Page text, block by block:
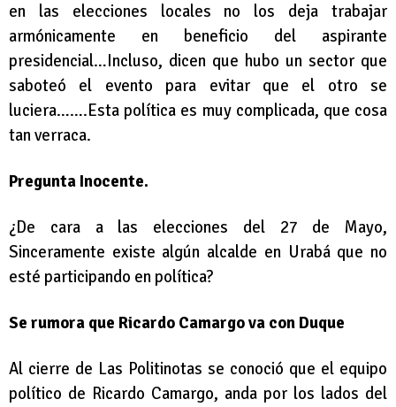
en las elecciones locales no los deja trabajar
armónicamente en beneficio del aspirante
presidencial…Incluso, dicen que hubo un sector que
saboteó el evento para evitar que el otro se
luciera…….Esta política es muy complicada, que cosa
tan verraca.
Pregunta Inocente.
¿De cara a las elecciones del 27 de Mayo,
Sinceramente existe algún alcalde en Urabá que no
esté participando en política?
Se rumora que Ricardo Camargo va con Duque
Al cierre de Las Politinotas se conoció que el equipo
político de Ricardo Camargo, anda por los lados del